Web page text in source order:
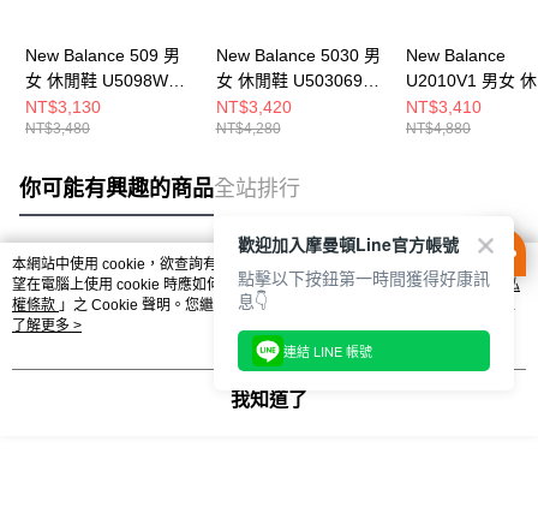
New Balance 509 男
女 休閒鞋 U5098WD-
D
NT$3,130
NT$3,480
New Balance 5030 男
女 休閒鞋 U503069C-
D
NT$3,420
NT$4,280
New Balance
U2010V1 男女
U20106WB-D
NT$3,410
NT$4,880
你可能有興趣的商品全站排行
熱門標籤
本網站中使用 cookie，欲查詢有關本網站使用 cookie 方式之詳情，及若您不希
望在電腦上使用 cookie 時應如何變更電腦的 cookie 設定，請參閱本網站「
隱私
權條款 」之 Cookie 聲明。您繼續使用本網站即表示您同意本公司得按本網站使
用條款之 Cookie 聲明使用 cookie。
了解更多 >
我知道了
歡迎加入摩曼頓Line官方帳號
點擊以下按鈕第一時間獲得好康訊
息👇
連結 LINE 帳號